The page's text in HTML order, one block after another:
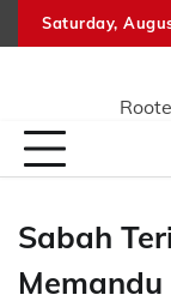
to
Saturday,
Sabah